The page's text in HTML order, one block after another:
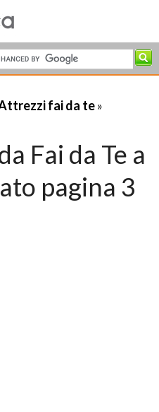
fai da te»
Fai da Te a
pagina 3